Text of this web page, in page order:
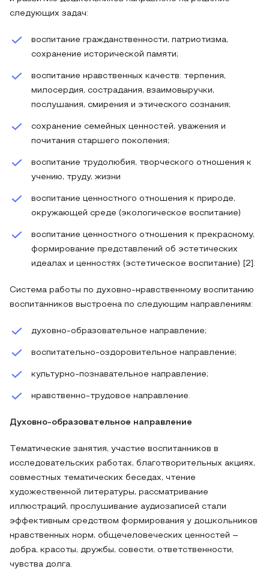
следующих задач:
воспитание гражданственности, патриотизма,
сохранение исторической памяти;
воспитание нравственных качеств: терпения,
милосердия, сострадания, взаимовыручки,
послушания, смирения и этического сознания;
сохранение семейных ценностей, уважения и
почитания старшего поколения;
воспитание трудолюбия, творческого отношения к
учению, труду, жизни
воспитание ценностного отношения к природе,
окружающей среде (экологическое воспитание)
воспитание ценностного отношения к прекрасному,
формирование представлений об эстетических
идеалах и ценностях (эстетическое воспитание) [2].
Система работы по духовно-нравственному воспитанию
воспитанников выстроена по следующим направлениям:
духовно-образовательное направление;
воспитательно-оздоровительное направление;
культурно-познавательное направление;
нравственно-трудовое направление.
Духовно-образовательное направление
Тематические занятия, участие воспитанников в
исследовательских работах, благотворительных акциях,
совместных тематических беседах, чтение
художественной литературы, рассматривание
иллюстраций, прослушивание аудиозаписей стали
эффективным средством формирования у дошкольников
нравственных норм, общечеловеческих ценностей –
добра, красоты, дружбы, совести, ответственности,
чувства долга.